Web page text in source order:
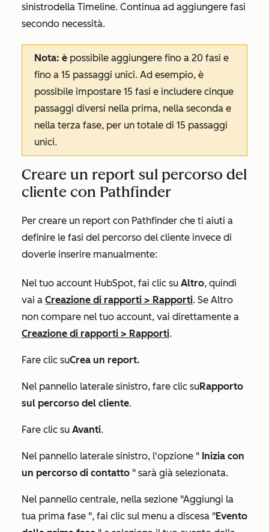
sinistrodella Timeline. Continua ad aggiungere fasi
secondo necessità.
Nota: è possibile aggiungere fino a 20 fasi e
fino a 15 passaggi unici. Ad esempio, è
possibile impostare 15 fasi e includere cinque
passaggi diversi nella prima, nella seconda e
nella terza fase, per un totale di 15 passaggi
unici.
Creare un report sul percorso del
cliente con Pathfinder
Per creare un report con Pathfinder che ti aiuti a
definire le fasi del percorso del cliente invece di
doverle inserire manualmente:
Nel tuo account HubSpot, fai clic su Altro, quindi
vai a Creazione di rapporti > Rapporti. Se Altro
non compare nel tuo account, vai direttamente a
Creazione di rapporti > Rapporti.
Fare clic suCrea un report.
Nel pannello laterale sinistro, fare clic suRapporto
sul percorso del cliente.
Fare clic su Avanti.
Nel pannello laterale sinistro, l'opzione " Inizia con
un percorso di contatto " sarà già selezionata.
Nel pannello centrale, nella sezione "Aggiungi la
tua prima fase ", fai clic sul menu a discesa "Evento